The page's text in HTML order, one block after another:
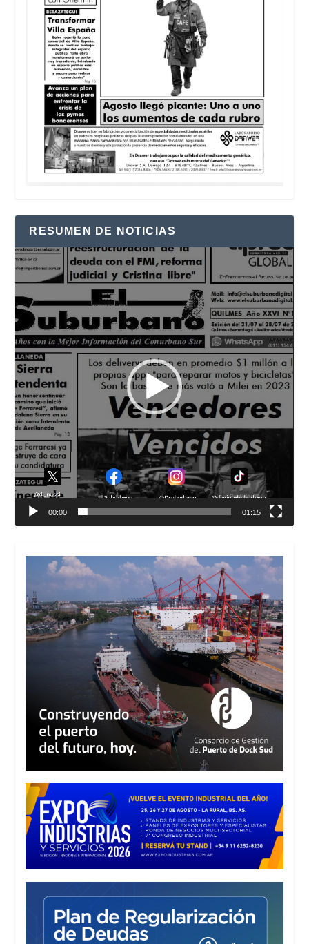
RESUMEN DE NOTICIAS
Reproductor
de
vídeo
00:00 01:15